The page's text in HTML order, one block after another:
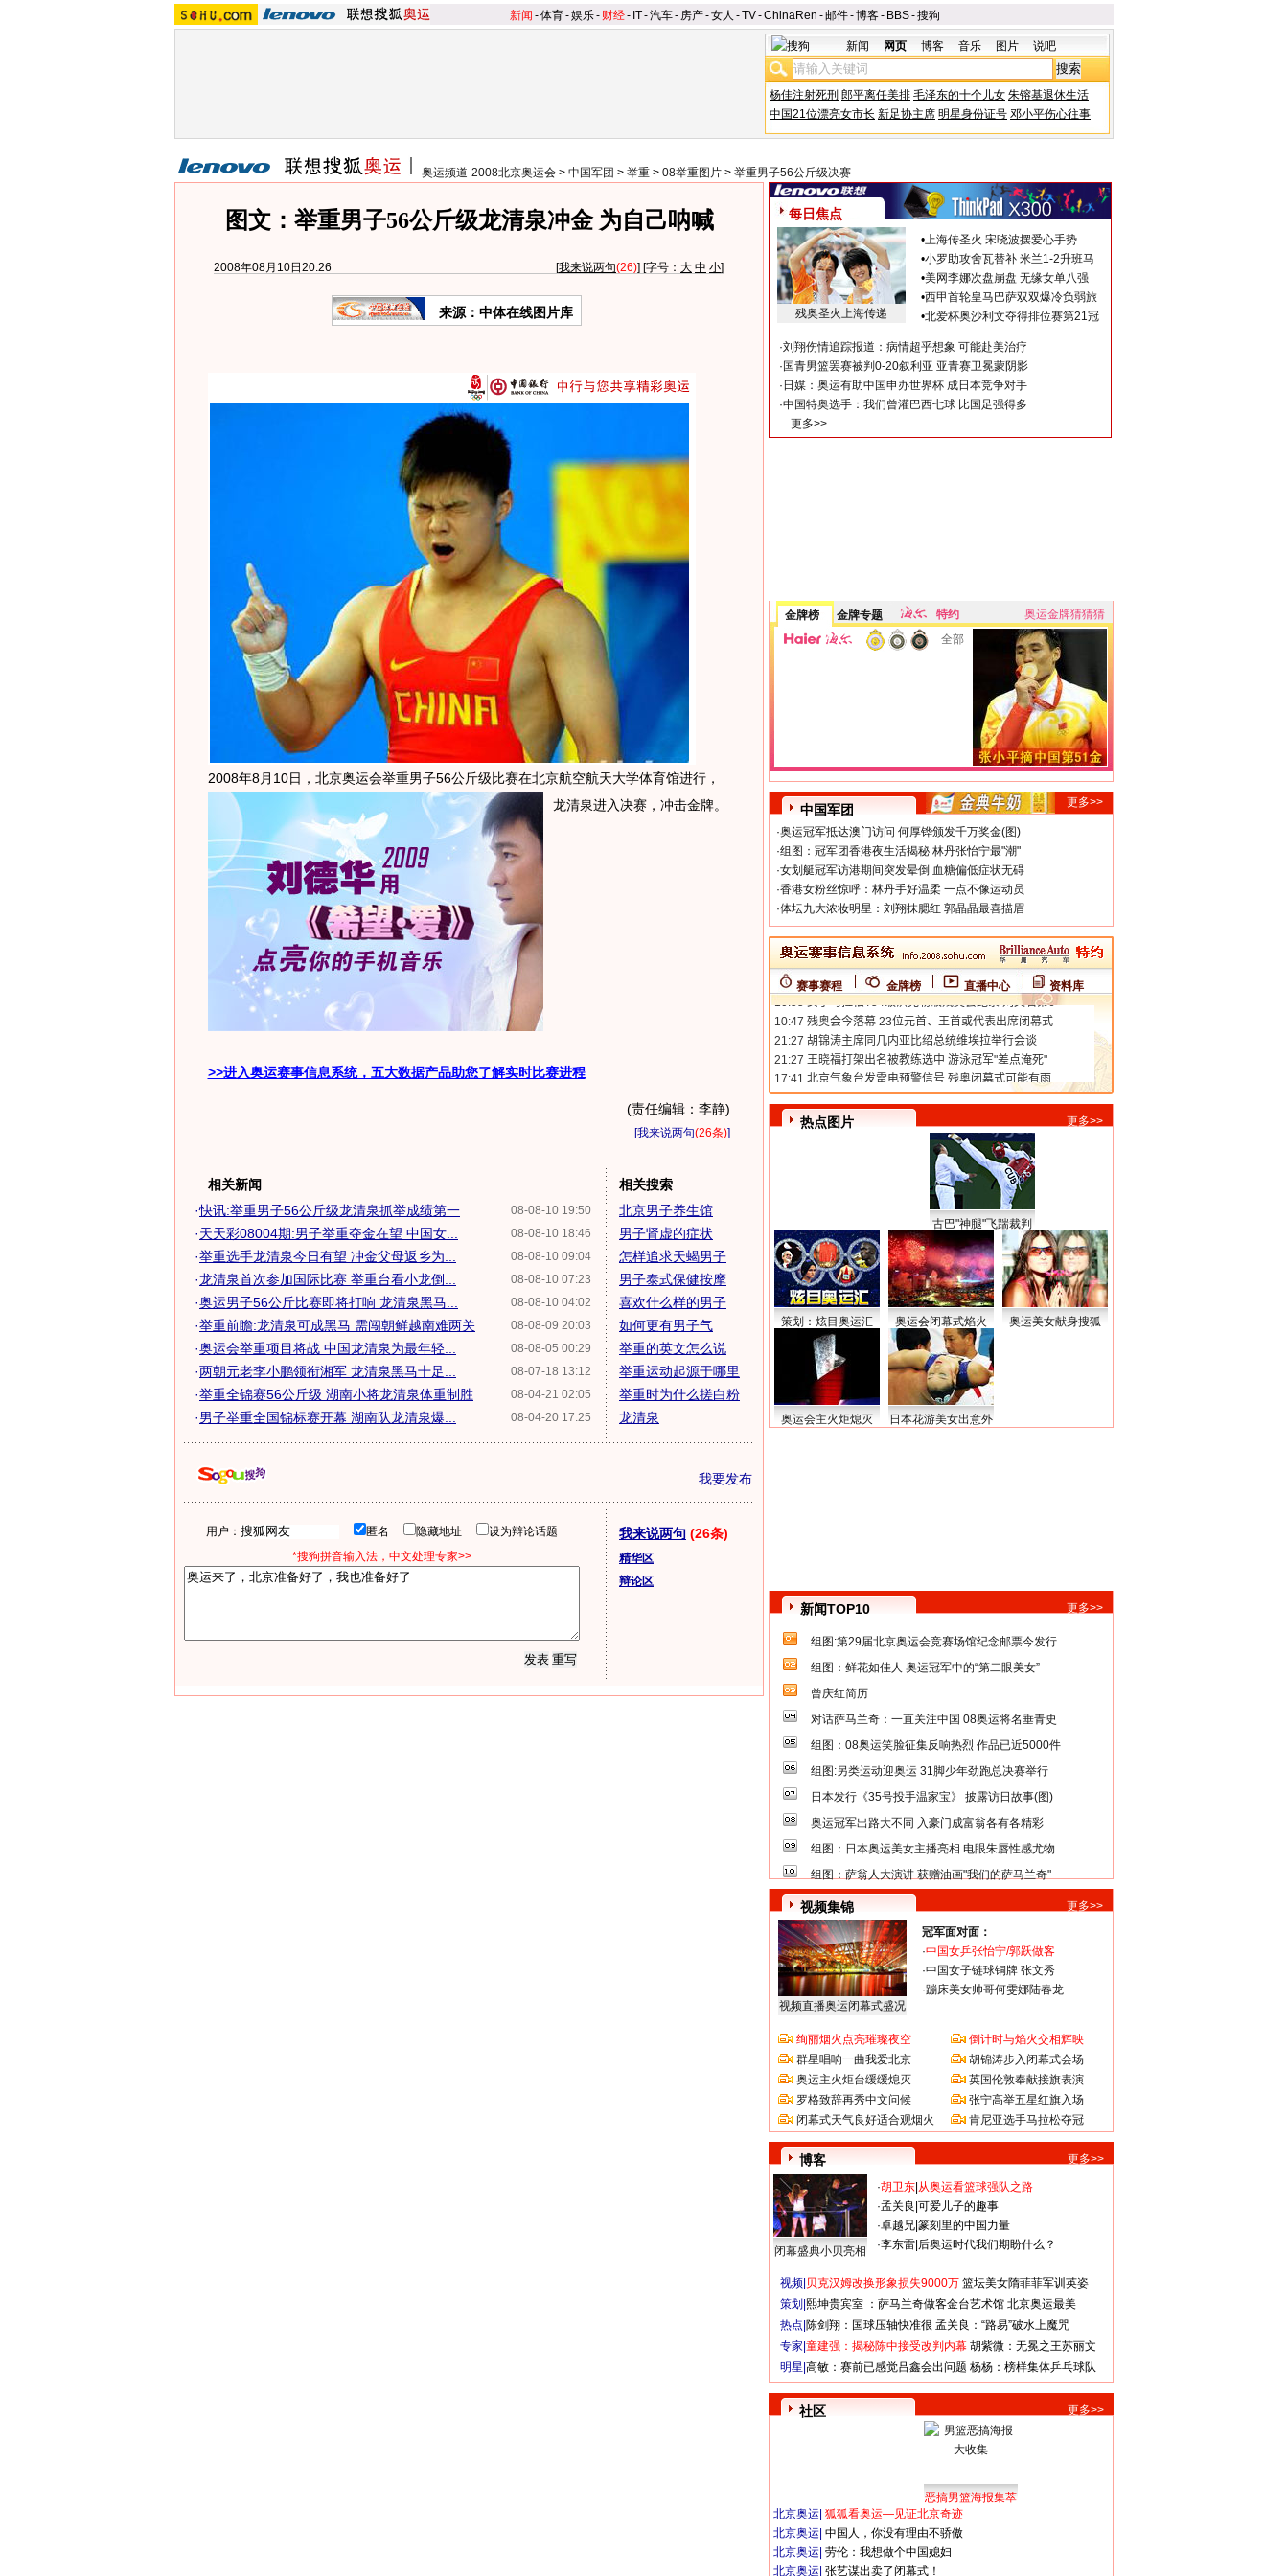
新闻 -体育-娱乐- 财经- IT-汽车- 房产-女人 -TV-ChinaRen -邮件-博客- BBS-搜狗
新闻 网页 博客 音乐 图片 说吧
杨佳注射死刑 郎平离任美排 毛泽东的十个儿女 朱镕基退休生活
中国21位漂亮女市长 新足协主席 明星身份证号 邓小平伤心往事
奥运频道-2008北京奥运会 > 中国军团 > 举重 > 08举重图片 > 举重男子56公斤级决赛
图文：举重男子56公斤级龙清泉冲金 为自己呐喊
2008年08月10日20:26 [我来说两句(26)] [字号： 大 中 小]
来源：中体在线图片库
2008年8月10日，北京奥运会举重男子56公斤级比赛在北京航空航天大学体育馆进行，
龙清泉进入决赛，冲击金牌。
>>进入奥运赛事信息系统，五大数据产品助您了解实时比赛进程
(责任编辑：李静)
[我来说两句(26条)]
相关新闻
08-08-10 19:50
·快讯:举重男子56公斤级龙清泉抓举成绩第一
08-08-10 18:46
·天天彩08004期:男子举重夺金在望 中国女...
08-08-10 09:04
·举重选手龙清泉今日有望 冲金父母返乡为...
08-08-10 07:23
·龙清泉首次参加国际比赛 举重台看小龙倒...
08-08-10 04:02
·奥运男子56公斤比赛即将打响 龙清泉黑马...
08-08-09 20:03
·举重前瞻:龙清泉可成黑马 需闯朝鲜越南难两关
08-08-05 00:29
·奥运会举重项目将战 中国龙清泉为最年轻...
08-07-18 13:12
·两朝元老李小鹏领衔湘军 龙清泉黑马十足...
08-04-21 02:05
·举重全锦赛56公斤级 湖南小将龙清泉体重制胜
08-04-20 17:25
·男子举重全国锦标赛开幕 湖南队龙清泉爆...
相关搜索
北京男子养生馆
男子肾虚的症状
怎样追求天蝎男子
男子泰式保健按摩
喜欢什么样的男子
如何更有男子气
举重的英文怎么说
举重运动起源于哪里
举重时为什么搓白粉
龙清泉
我要发布
用户： 匿名 隐藏地址
设为辩论话题
*搜狗拼音输入法，中文处理专家>>
我来说两句 (26条)
精华区
辩论区
每日焦点
残奥圣火上海传递
•上海传圣火 宋晓波摆爱心手势
•小罗助攻舍瓦替补 米兰1-2升班马
•美网李娜次盘崩盘 无缘女单八强
•西甲首轮皇马巴萨双双爆冷负弱旅
•北爱杯奥沙利文夺得排位赛第21冠
·刘翔伤情追踪报道：病情超乎想象 可能赴美治疗
· 国青男篮罢赛被判0-20叙利亚 亚青赛卫冕蒙阴影
· 日媒：奥运有助中国申办世界杯 成日本竞争对手
·中国特奥选手：我们曾灌巴西七球 比国足强得多
更多>>
金牌榜 金牌专题 特约
奥运金牌猜猜猜
全部
中国军团
更多>>
·奥运冠军抵达澳门访问 何厚铧颁发千万奖金(图)
·组图：冠军团香港夜生活揭秘 林丹张怡宁最"潮"
·女划艇冠军访港期间突发晕倒 血糖偏低症状无碍
·香港女粉丝惊呼：林丹手好温柔 一点不像运动员
·体坛九大浓妆明星：刘翔抹腮红 郭晶晶最喜描眉
赛事赛程 金牌榜 直播中心 资料库
热点图片 更多>>
古巴"神腿"飞踹裁判
策划：炫目奥运汇 奥运会闭幕式焰火 奥运美女献身搜狐
奥运会主火炬熄灭 日本花游美女出意外
新闻TOP10 更多>>
组图:第29届北京奥运会竞赛场馆纪念邮票今发行
组图：鲜花如佳人 奥运冠军中的“第二眼美女”
曾庆红简历
对话萨马兰奇：一直关注中国 08奥运将名垂青史
组图：08奥运笑脸征集反响热烈 作品已近5000件
组图:另类运动迎奥运 31脚少年劲跑总决赛举行
日本发行《35号投手温家宝》 披露访日故事(图)
奥运冠军出路大不同 入豪门成富翁各有各精彩
组图：日本奥运美女主播亮相 电眼朱唇性感尤物
组图：萨翁人大演讲 获赠油画"我们的萨马兰奇"
视频集锦 更多>>
视频直播奥运闭幕式盛况
冠军面对面：
·中国女乒张怡宁/郭跃做客
·中国女子链球铜牌 张文秀
·蹦床美女帅哥何雯娜陆春龙
绚丽烟火点亮璀璨夜空
群星唱响一曲我爱北京
奥运主火炬台缓缓熄灭
罗格致辞再秀中文问候
闭幕式天气良好适合观烟火
倒计时与焰火交相辉映
胡锦涛步入闭幕式会场
英国伦敦奉献接旗表演
张宁高举五星红旗入场
肯尼亚选手马拉松夺冠
博客 更多>>
闭幕盛典小贝亮相
·胡卫东 从奥运看篮球强队之路
·孟关良 可爱儿子的趣事
·卓越兄 篆刻里的中国力量
·李东雷 后奥运时代我们期盼什么？
视频| 贝克汉姆改换形象损失9000万 篮坛美女隋菲菲军训英姿
策划| 熙坤贵宾室 ：萨马兰奇做客金台艺术馆 北京奥运最美
热点| 陈剑翔：国球压轴快准很 孟关良：“路易”破水上魔咒
专家| 童建强：揭秘陈中接受改判内幕 胡紫微：无冕之王苏丽文
明星| 高敏：赛前已感觉吕鑫会出问题 杨杨：榜样集体乒乓球队
社区 更多>>
恶搞男篮海报集萃
北京奥运 狐狐看奥运—见证北京奇迹
北京奥运 中国人，你没有理由不骄傲
北京奥运 劳伦：我想做个中国媳妇
北京奥运 张艺谋出卖了闭幕式！